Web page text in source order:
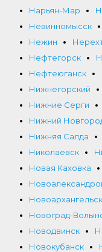
Нарьян-Мар
Невинномысск
Нежин
Нефтегорск
Нефтеюганск
Нижнегорский
Нижние Серги
Нижний
Нижняя Салда
Николаевск
Новая Каховка
Новоархангельск
Новоград-
Новодвинск
Новокубанск